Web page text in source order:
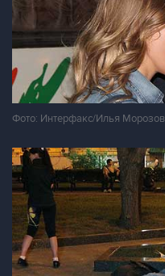
Фото: Интерфакс/Илья Морозов